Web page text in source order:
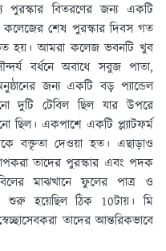
পুরস্কার বিতরণের জন্য একটি
শেষ পুরস্কার দিবস গত
হয়। আমরা কলেজ ভবনটি খুব
বর্ধনে অবাধে সবুজ পাতা,
জন্য একটি বড় প্যান্ডেল
দুটি টেবিল ছিল যার উপরে
ছিল। একপাশে একটি প্ল্যাটফর্ম
বক্তৃতা দেওয়া হত। এছাড়াও
তাদের পুরস্কার এবং পদক
মাঝখানে ফুলের পাত্র ও
শুরু হয়েছিল ঠিক 10টায়। মি
তাদের আন্তরিকভাবে